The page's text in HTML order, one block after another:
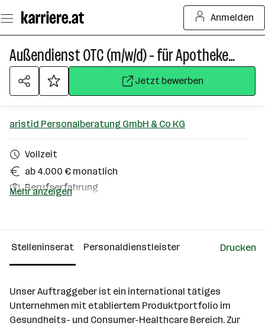
Seiteninhalt
springen
Anmelden
Außendienst OTC (m/w/d) - für Apotheken in Salzburg / Oberösterreich
Jetzt bewerben
aristid Personalberatung GmbH & Co KG
Vollzeit
ab 4.000 € monatlich
Berufserfahrung
Über das Unternehmen
Wien
Mehr anzeigen
Stelleninserat Personaldienstleister Drucken
Unser Auftraggeber ist ein international tätiges
Unternehmen mit etabliertem Produktportfolio im
Gesundheits- und Consumer-Healthcare Bereich. Zur